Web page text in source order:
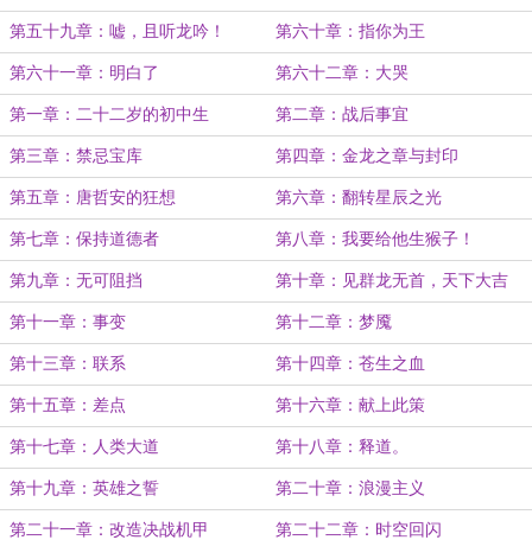
第五十九章：嘘，且听龙吟！ 第六十章：指你为王
第六十一章：明白了 第六十二章：大哭
第一章：二十二岁的初中生 第二章：战后事宜
第三章：禁忌宝库 第四章：金龙之章与封印
第五章：唐哲安的狂想 第六章：翻转星辰之光
第七章：保持道德者 第八章：我要给他生猴子！
第九章：无可阻挡 第十章：见群龙无首，天下大吉
第十一章：事变 第十二章：梦魇
第十三章：联系 第十四章：苍生之血
第十五章：差点 第十六章：献上此策
第十七章：人类大道 第十八章：释道。
第十九章：英雄之誓 第二十章：浪漫主义
第二十一章：改造决战机甲 第二十二章：时空回闪